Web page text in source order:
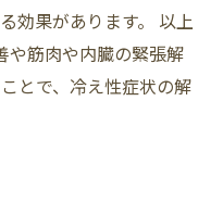
効果があります。 以上
や筋肉や内臓の緊張解
とで、冷え性症状の解